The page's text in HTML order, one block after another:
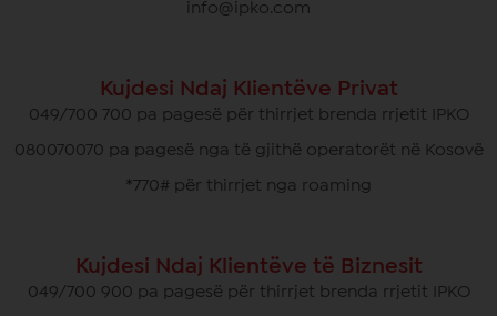
info@ipko.com
Kujdesi Ndaj Klientëve Privat
049/700 700 pa pagesë për thirrjet brenda rrjetit IPKO
080070070 pa pagesë nga të gjithë operatorët në Kosovë
*770# për thirrjet nga roaming
Kujdesi Ndaj Klientëve të Biznesit
049/700 900 pa pagesë për thirrjet brenda rrjetit IPKO